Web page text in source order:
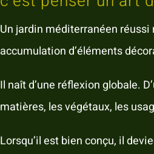
Un jardin méditerranéen réussi
accumulation d’éléments
Il naît d’une réflexion globale.
matières, les végétaux, les
Lorsqu’il est bien conçu, il